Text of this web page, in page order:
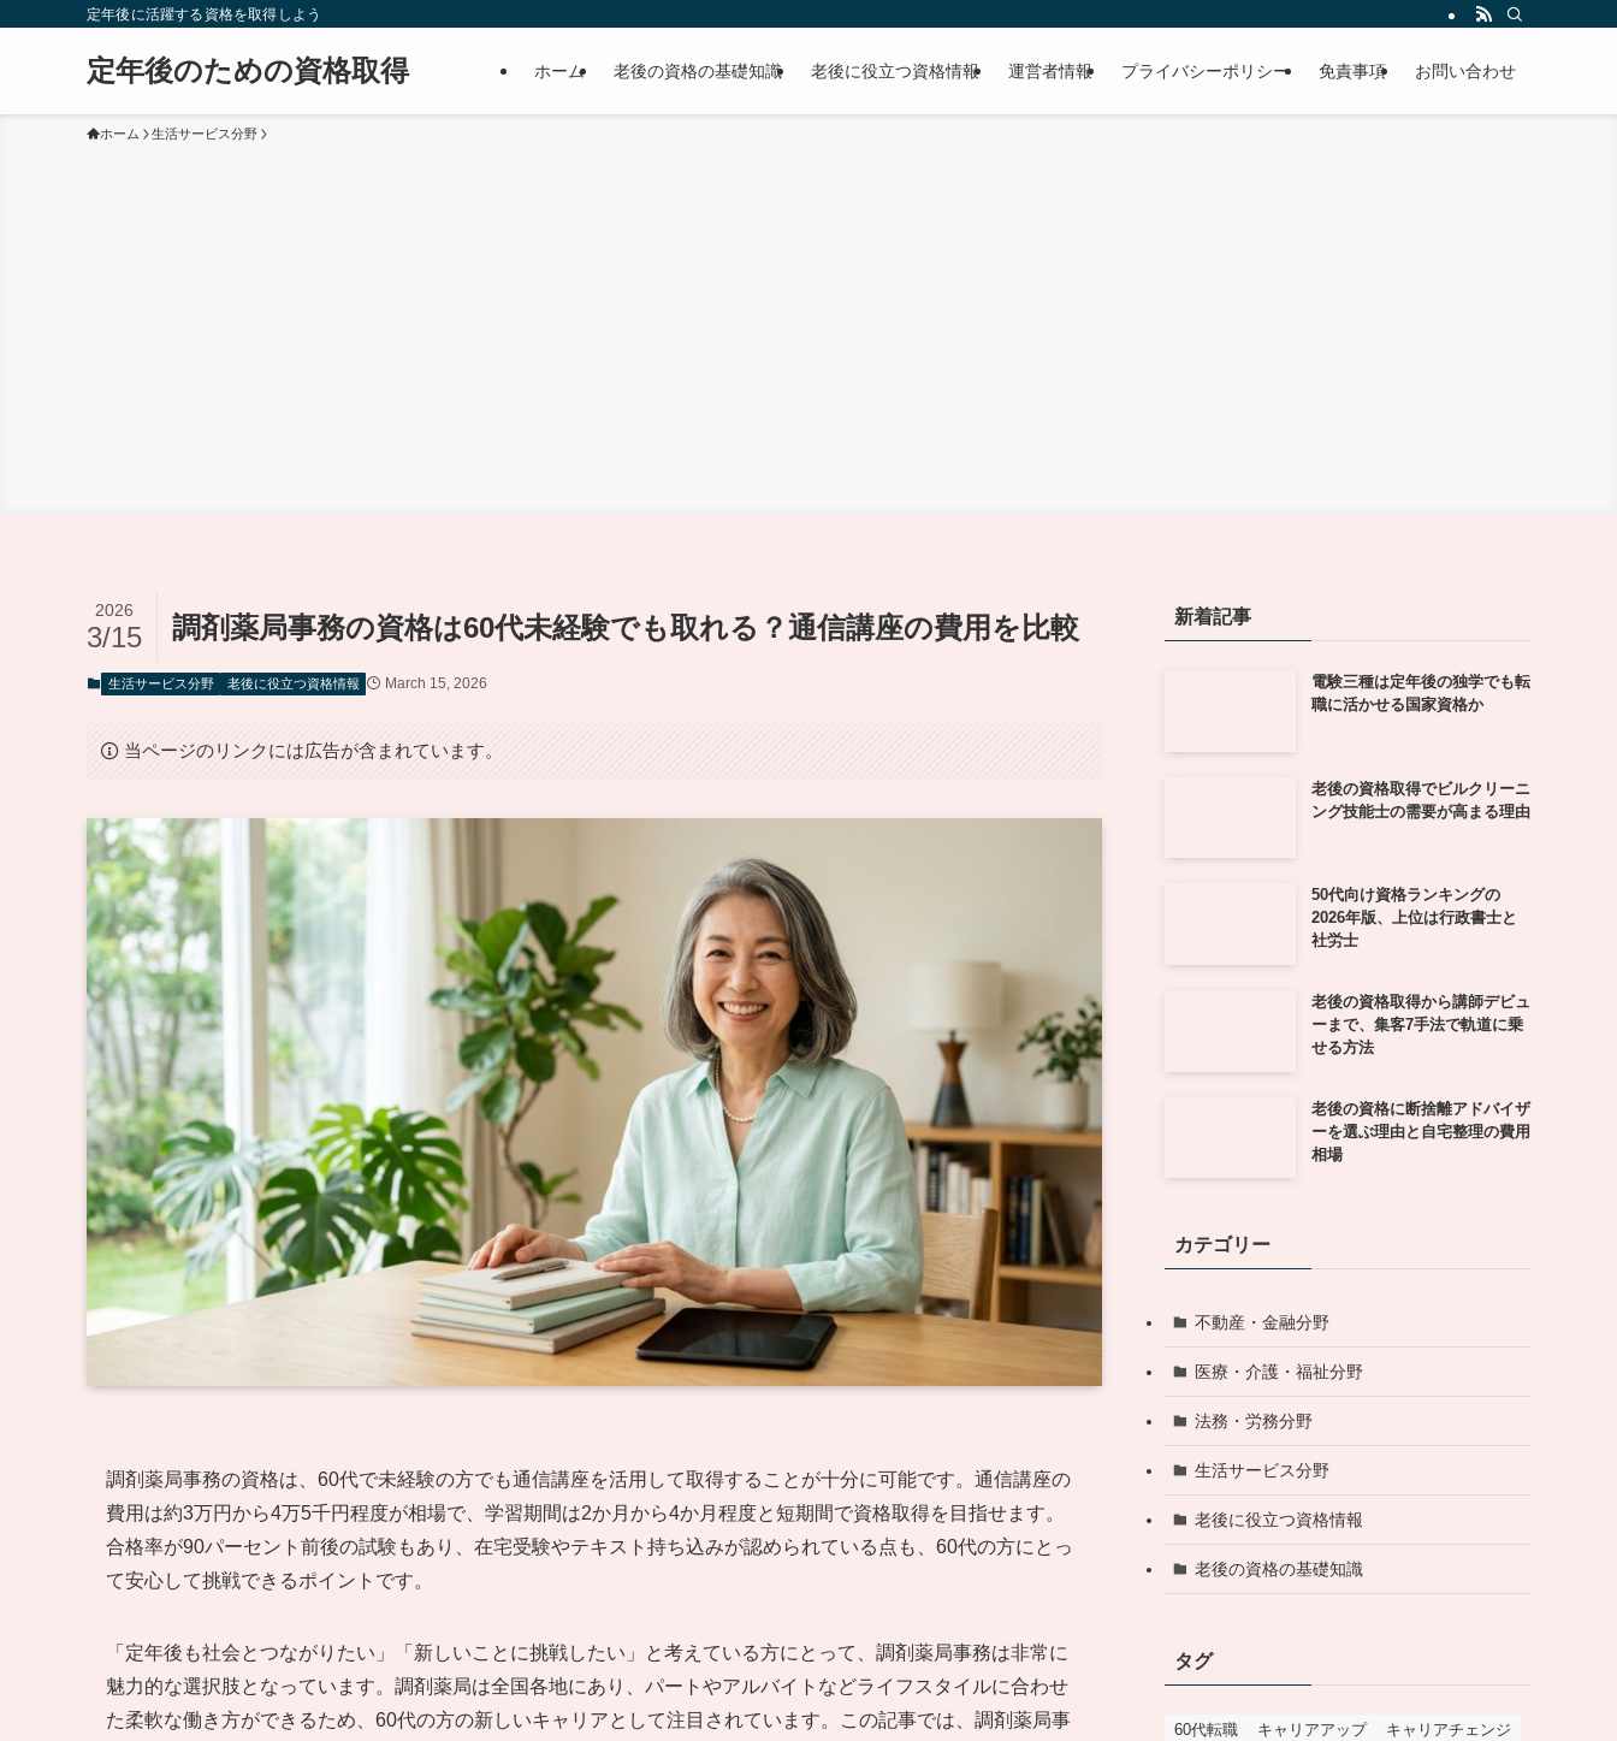
定年後に活躍する資格を取得しよう
定年後のための資格取得 ホーム 老後の資格の基礎知識 老後に役立つ資格情報 運営者情報 プライバシーポリシー 免責事項 お問い合わせ
ホーム 生活サービス分野
調剤薬局事務の資格は60代未経験でも取れる？通信講座の費用を比較
2026
3/15
生活サービス分野 老後に役立つ資格情報 March 15, 2026
当ページのリンクには広告が含まれています。
調剤薬局事務の資格は、60代で未経験の方でも通信講座を活用して取得することが十分に可能です。通信講座の
費用は約3万円から4万5千円程度が相場で、学習期間は2か月から4か月程度と短期間で資格取得を目指せます。
合格率が90パーセント前後の試験もあり、在宅受験やテキスト持ち込みが認められている点も、60代の方にとっ
て安心して挑戦できるポイントです。
「定年後も社会とつながりたい」「新しいことに挑戦したい」と考えている方にとって、調剤薬局事務は非常に
魅力的な選択肢となっています。調剤薬局は全国各地にあり、パートやアルバイトなどライフスタイルに合わせ
た柔軟な働き方ができるため、60代の方の新しいキャリアとして注目されています。この記事では、調剤薬局事
新着記事
電験三種は定年後の独学でも転
職に活かせる国家資格か
老後の資格取得でビルクリーニ
ング技能士の需要が高まる理由
50代向け資格ランキングの
2026年版、上位は行政書士と
社労士
老後の資格取得から講師デビュ
ーまで、集客7手法で軌道に乗
せる方法
老後の資格に断捨離アドバイザ
ーを選ぶ理由と自宅整理の費用
相場
カテゴリー
不動産・金融分野
医療・介護・福祉分野
法務・労務分野
生活サービス分野
老後に役立つ資格情報
老後の資格の基礎知識
タグ
60代転職 キャリアアップ
キャリアチェンジ